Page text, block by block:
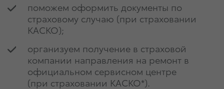
поможем оформить документы по
страховому случаю (при страховании
КАСКО);
организуем получение в страховой
компании направления на ремонт в
официальном сервисном центре
(при страховании КАСКО*).